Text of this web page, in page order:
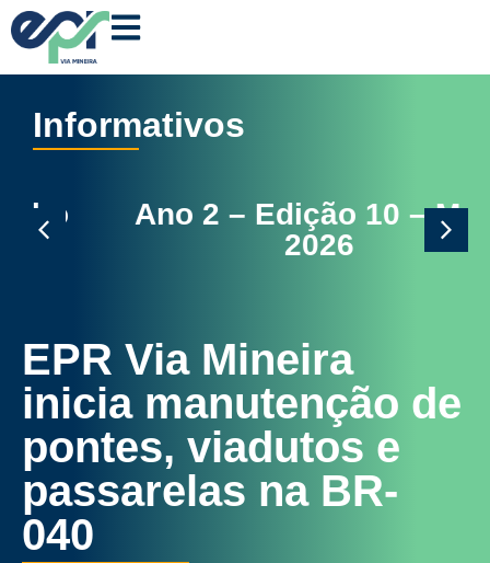
Informativos
Ano 2 – Edição 10 – Maio
EPR Via Mineira
inicia manutenção de
pontes, viadutos e
passarelas na BR-
040